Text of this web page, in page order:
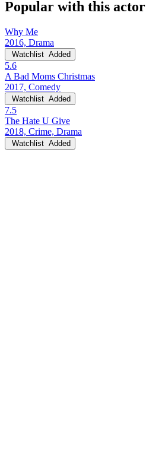
Popular with this actor
Why Me
2016, Drama
Watchlist Added
5.6
A Bad Moms Christmas
2017, Comedy
Watchlist Added
7.5
The Hate U Give
2018, Crime, Drama
Watchlist Added